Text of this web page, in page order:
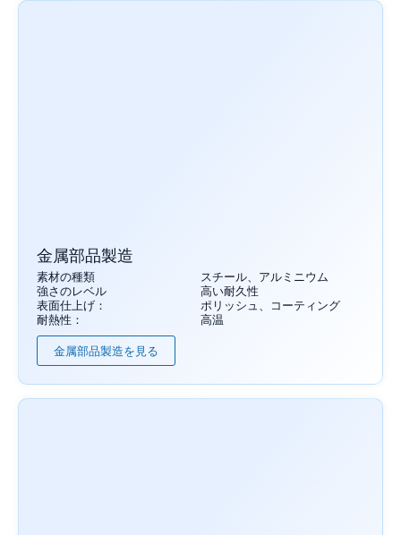
金属部品製造
素材の種類
スチール、アルミニウム
強さのレベル
高い耐久性
表面仕上げ：
ポリッシュ、コーティング
耐熱性：
高温
金属部品製造を見る